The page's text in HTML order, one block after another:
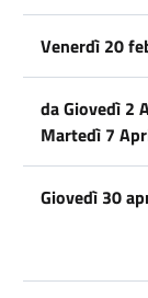
Venerdì 20
da Giovedì 2
Martedì 7
Giovedì 30